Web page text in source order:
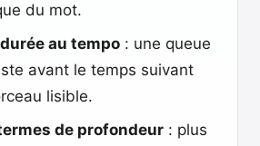
du mot.
au tempo : une queue
avant le temps suivant
lisible.
de profondeur : plus